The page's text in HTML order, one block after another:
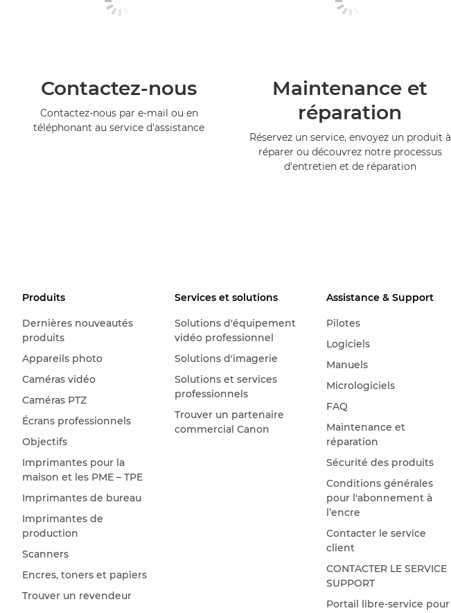
Contactez-nous
Contactez-nous par e-mail ou en
téléphonant au service d'assistance
Maintenance et
réparation
Réservez un service, envoyez un produit à
réparer ou découvrez notre processus
d'entretien et de réparation
Produits
Dernières nouveautés
produits
Appareils photo
Caméras vidéo
Caméras PTZ
Écrans professionnels
Objectifs
Imprimantes pour la
maison et les PME – TPE
Imprimantes de bureau
Imprimantes de
production
Scanners
Encres, toners et papiers
Trouver un revendeur
Services et solutions
Solutions d'équipement
vidéo professionnel
Solutions d'imagerie
Solutions et services
professionnels
Trouver un partenaire
commercial Canon
Assistance & Support
Pilotes
Logiciels
Manuels
Micrologiciels
FAQ
Maintenance et
réparation
Sécurité des produits
Conditions générales
pour l'abonnement à
l’encre
Contacter le service
client
CONTACTER LE SERVICE
SUPPORT
Portail libre-service pour